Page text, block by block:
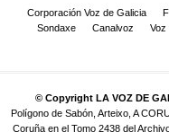
Corporación Voz de Galicia
Sondaxe
Canalvoz Voz
© Copyright LA VOZ DE
Polígono de Sabón, Arteixo, A
Coruña en el Tomo 2438 del